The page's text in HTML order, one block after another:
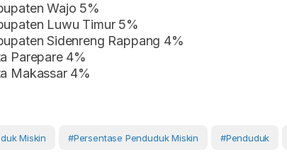
Wajo 5%
Luwu Timur 5%
Sidenreng Rappang 4%
Parepare 4%
Makassar 4%
Miskin #Persentase Penduduk Miskin #Penduduk